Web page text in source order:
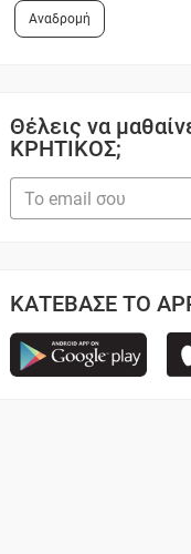
Αναδρομή
Θέλεις να
ΚΡΗΤΙΚΟΣ;
ΚΑΤΕΒΑΣΕ ΤΟ